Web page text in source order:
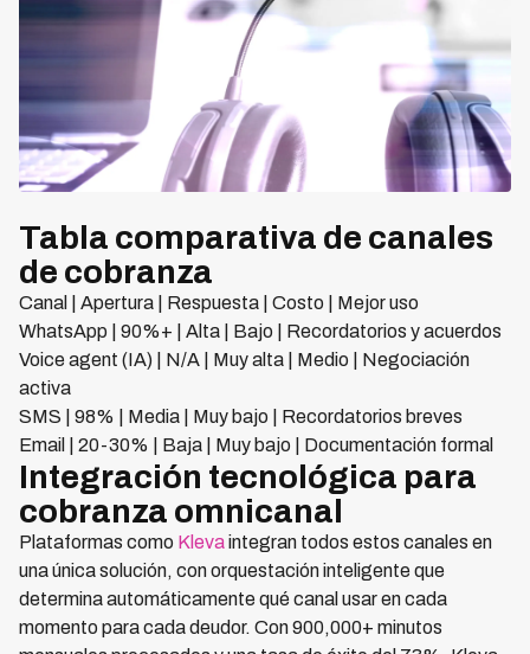
Tabla comparativa de canales
de cobranza
Canal | Apertura | Respuesta | Costo | Mejor uso
WhatsApp | 90%+ | Alta | Bajo | Recordatorios y acuerdos
Voice agent (IA) | N/A | Muy alta | Medio | Negociación
activa
SMS | 98% | Media | Muy bajo | Recordatorios breves
Email | 20-30% | Baja | Muy bajo | Documentación formal
Integración tecnológica para
cobranza omnicanal
Plataformas como Klevaintegran todos estos canales en
una única solución, con orquestación inteligente que
determina automáticamente qué canal usar en cada
momento para cada deudor. Con 900,000+ minutos